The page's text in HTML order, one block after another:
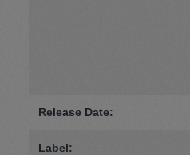
Release Date:
Label: